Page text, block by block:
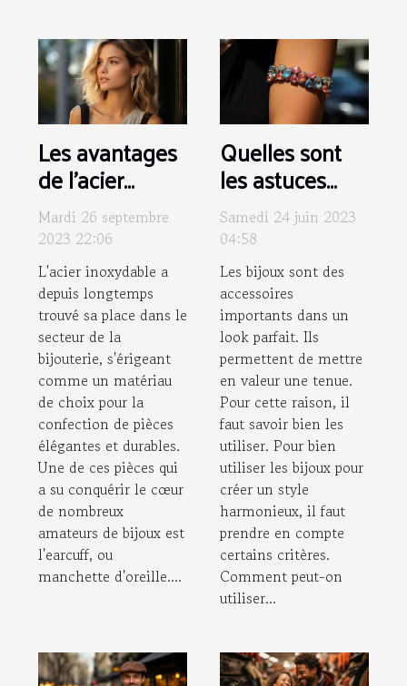
Les avantages
de l'acier
inoxydable
dans les bijoux:
focus sur
l'earcuff
Mardi 26 septembre
2023 22:06
L'acier inoxydable a
depuis longtemps
trouvé sa place dans le
secteur de la
bijouterie, s'érigeant
comme un matériau
de choix pour la
confection de pièces
élégantes et durables.
Une de ces pièces qui
a su conquérir le cœur
de nombreux
amateurs de bijoux est
l'earcuff, ou
manchette d'oreille....
Quelles sont
les astuces
pour
harmoniser ses
bijoux et sa
tenue ?
Samedi 24 juin 2023
04:58
Les bijoux sont des
accessoires
importants dans un
look parfait. Ils
permettent de mettre
en valeur une tenue.
Pour cette raison, il
faut savoir bien les
utiliser. Pour bien
utiliser les bijoux pour
créer un style
harmonieux, il faut
prendre en compte
certains critères.
Comment peut-on
utiliser...